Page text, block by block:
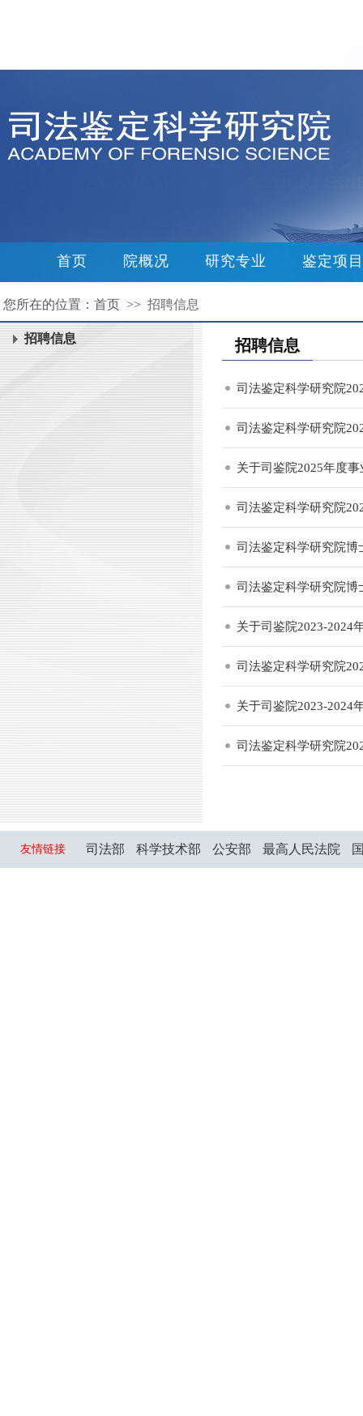
首页 院概况 研究专业 鉴定项目
您所在的位置：首页 >> 招聘信息
招聘信息 招聘信息
司法鉴定科学研究院
司法鉴定科学研究院
关于司鉴院2025年度
司法鉴定科学研究院
司法鉴定科学研究院博
司法鉴定科学研究院博
关于司鉴院2023-2024
司法鉴定科学研究院
关于司鉴院2023-2024
司法鉴定科学研究院
友情链接 司法部 科学技术部 公安部 最高人民法院